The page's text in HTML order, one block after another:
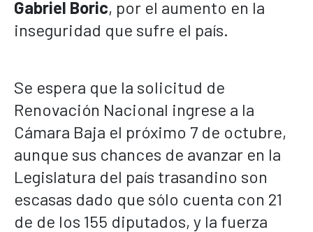
Gabriel Boric, por el aumento en la
inseguridad que sufre el país.
Se espera que la solicitud de
Renovación Nacional ingrese a la
Cámara Baja el próximo 7 de octubre,
aunque sus chances de avanzar en la
Legislatura del país trasandino son
escasas dado que sólo cuenta con 21
de de los 155 diputados, y la fuerza